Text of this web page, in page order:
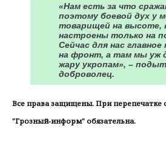
«Нам есть за что
поэтому боевой дух у
товарищей на высоте,
настроены только на
Сейчас для нас
на фронт, а там мы уж
жару укропам», –
доброволец.
Все права защищены. При перепечатке
"Грозный-информ" обязательна.